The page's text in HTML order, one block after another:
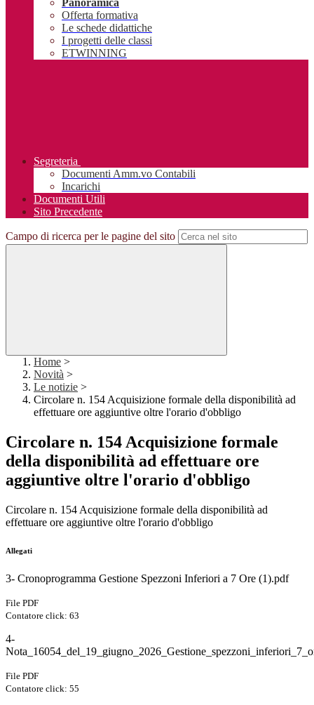
Panoramica
Offerta formativa
Le schede didattiche
I progetti delle classi
ETWINNING
Segreteria
Documenti Amm.vo Contabili
Incarichi
Documenti Utili
Sito Precedente
Campo di ricerca per le pagine del sito
Home >
Novità >
Le notizie >
Circolare n. 154 Acquisizione formale della disponibilità ad
effettuare ore aggiuntive oltre l'orario d'obbligo
Circolare n. 154 Acquisizione formale
della disponibilità ad effettuare ore
aggiuntive oltre l'orario d'obbligo
Circolare n. 154 Acquisizione formale della disponibilità ad
effettuare ore aggiuntive oltre l'orario d'obbligo
Allegati
3- Cronoprogramma Gestione Spezzoni Inferiori a 7 Ore (1).pdf
File PDF
Contatore click: 63
4-
File PDF
Contatore click: 55